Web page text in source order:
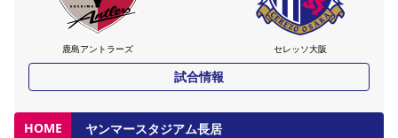
鹿島アントラーズ セレッソ大阪
試合情報
HOME ヤンマースタジアム長居